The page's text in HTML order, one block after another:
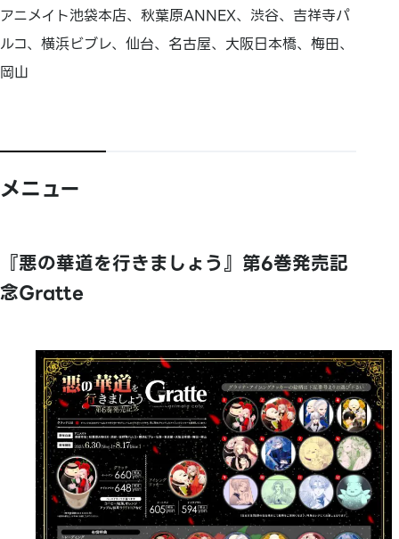
アニメイト池袋本店、秋葉原ANNEX、渋谷、吉祥寺パ
ルコ、横浜ビブレ、仙台、名古屋、大阪日本橋、梅田、
岡山
メニュー
『悪の華道を行きましょう』第6巻発売記
念Gratte